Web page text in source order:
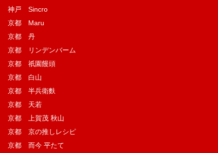
神戸 Sincro
京都 Maru
京都 丹
京都 リンデンバーム
京都 祇園饅頭
京都 白山
京都 半兵衛麩
京都 天若
京都 上賀茂 秋山
京都 京の推しレシピ
京都 而今 平たて